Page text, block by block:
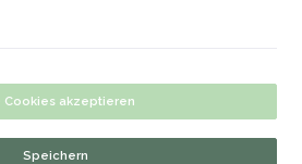
Cookies akzeptieren
Speichern